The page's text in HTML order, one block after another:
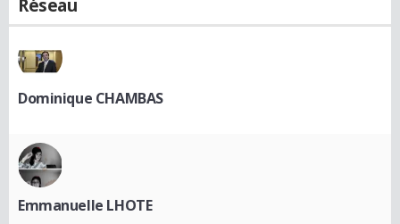
Réseau
Dominique CHAMBAS
Emmanuelle LHOTE